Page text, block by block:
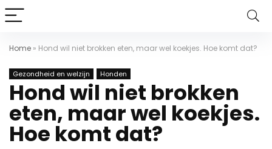
Home » Hond wil niet brokken eten, maar wel koekjes. Hoe komt dat?
Gezondheid en welzijn Honden
Hond wil niet brokken
eten, maar wel koekjes.
Hoe komt dat?